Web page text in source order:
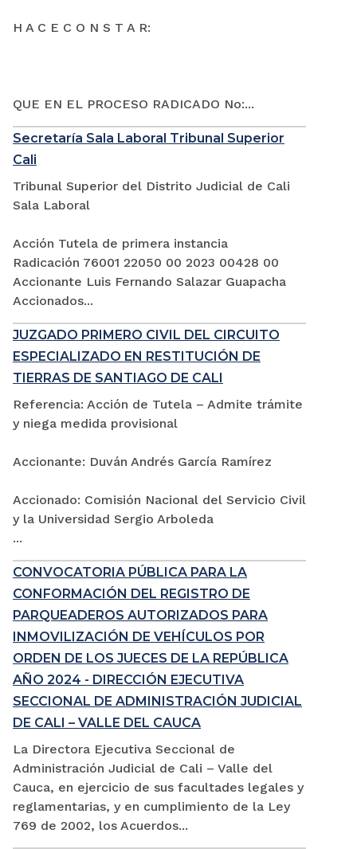
H A C E C O N S T A R:
QUE EN EL PROCESO RADICADO No:...
Secretaría Sala Laboral Tribunal Superior
Cali
Tribunal Superior del Distrito Judicial de Cali
Sala Laboral
Acción Tutela de primera instancia
Radicación 76001 22050 00 2023 00428 00
Accionante Luis Fernando Salazar Guapacha
Accionados...
JUZGADO PRIMERO CIVIL DEL CIRCUITO
ESPECIALIZADO EN RESTITUCIÓN DE
TIERRAS DE SANTIAGO DE CALI
Referencia: Acción de Tutela – Admite trámite
y niega medida provisional
Accionante: Duván Andrés García Ramírez
Accionado: Comisión Nacional del Servicio Civil
y la Universidad Sergio Arboleda
...
CONVOCATORIA PÚBLICA PARA LA
CONFORMACIÓN DEL REGISTRO DE
PARQUEADEROS AUTORIZADOS PARA
INMOVILIZACIÓN DE VEHÍCULOS POR
ORDEN DE LOS JUECES DE LA REPÚBLICA
AÑO 2024 - DIRECCIÓN EJECUTIVA
SECCIONAL DE ADMINISTRACIÓN JUDICIAL
DE CALI – VALLE DEL CAUCA
La Directora Ejecutiva Seccional de
Administración Judicial de Cali – Valle del
Cauca, en ejercicio de sus facultades legales y
reglamentarias, y en cumplimiento de la Ley
769 de 2002, los Acuerdos...